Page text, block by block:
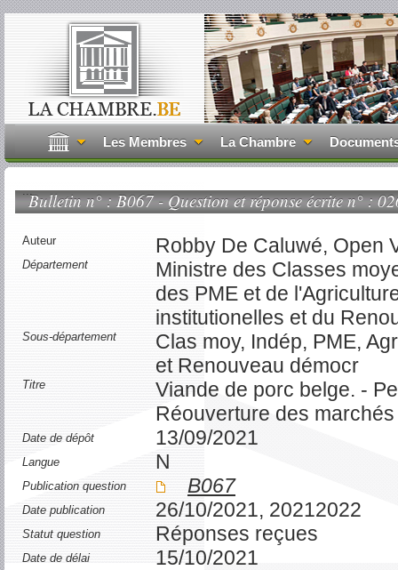
Les Membres La Chambre
...Bulletin n° : B067 - Question et réponse écrite n° :
Auteur Robby De Caluwé, Open
Département
Ministre des Classes
des PME et de
institutionelles et du
Sous-département
Clas moy, Indép, PME,
et Renouveau démocr
Titre
Viande de porc belge. -
Réouverture des
Date de dépôt 13/09/2021
Langue N
Publication question B067
Date publication 26/10/2021, 20212022
Statut question Réponses reçues
Date de délai 15/10/2021